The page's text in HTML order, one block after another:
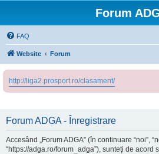
Forum
FAQ
Website Forum
http://liga2.prosport.ro/clasament/
Forum ADGA - Înregistrare
Accesând „Forum ADGA” (în continuare “noi”,
“https://adga.ro/forum_adga”), sunteţi de acord